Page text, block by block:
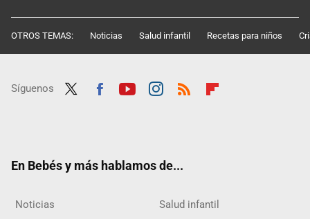
OTROS TEMAS: Noticias Salud infantil Recetas para niños
Síguenos
En Bebés y más hablamos de...
Noticias Salud infantil